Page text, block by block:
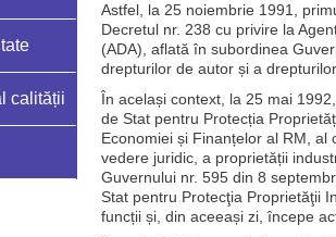
calității
Astfel, la 25 noiembrie 1991,
Decretul nr. 238 cu privire la
(ADA), aflată în subordinea
drepturilor de autor și a
În același context, la 25 mai
de Stat pentru Protecția
Economiei și Finanțelor al RM,
vedere juridic, a proprietății
Guvernului nr. 595 din 8
Stat pentru Protecţia Proprietăţii
funcții și, din aceeași zi, începe